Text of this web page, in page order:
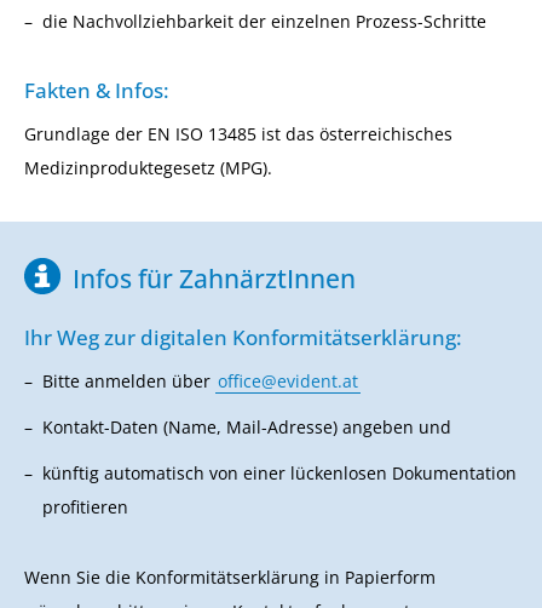
die Nachvollziehbarkeit der einzelnen Prozess-Schritte
Fakten & Infos:
Grundlage der EN ISO 13485 ist das österreichisches
Medizinproduktegesetz (MPG).
Infos für ZahnärztInnen
Ihr Weg zur digitalen Konformitätserklärung:
Bitte anmelden über office@evident.at
Kontakt-Daten (Name, Mail-Adresse) angeben und
künftig automatisch von einer lückenlosen Dokumentation
profitieren
Wenn Sie die Konformitätserklärung in Papierform